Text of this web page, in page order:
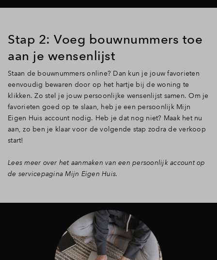
Stap 2: Voeg bouwnummers toe
aan je wensenlijst
Staan de bouwnummers online? Dan kun je jouw favorieten
eenvoudig bewaren door op het hartje bij de woning te
klikken. Zo stel je jouw persoonlijke wensenlijst samen. Om je
favorieten goed op te slaan, heb je een persoonlijk Mijn
Eigen Huis account nodig. Heb je dat nog niet? Maak het nu
aan, zo ben je klaar voor de volgende stap zodra de verkoop
start!
Lees meer over het aanmaken van een persoonlijk account op
de servicepagina Mijn Eigen Huis.